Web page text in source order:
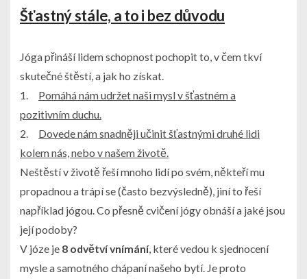
Šťastný stále, a to i bez důvodu
Jóga přináší lidem schopnost pochopit to, v čem tkví
skutečné štěstí, a jak ho získat.
1. Pomáhá nám udržet naši mysl v šťastném a
pozitivním duchu.
2. Dovede nám snadněji učinit šťastnými druhé lidi
kolem nás, nebo v našem životě.
Neštěstí v životě řeší mnoho lidí po svém, někteří mu
propadnou a trápí se (často bezvýsledně), jiní to řeší
například jógou. Co přesně cvičení jógy obnáší a jaké jsou
její podoby?
V józe je 8 odvětví vnímání, které vedou k sjednocení
mysle a samotného chápaní našeho bytí. Je proto